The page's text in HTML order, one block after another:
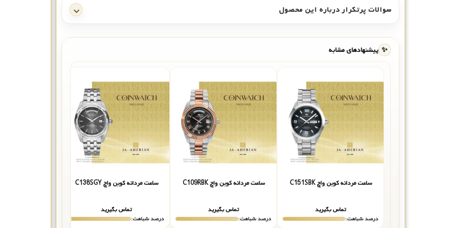
سوالات پرتکرار درباره این محصول
✨ پیشنهادهای مشابه
ساعت مردانه کوین واچ C151SBK
تماس بگیرید
درصد شباهت:
ساعت مردانه کوین واچ C109RBK
تماس بگیرید
درصد شباهت:
ساعت مردانه کوین واچ C138SGY
تماس بگیرید
درصد شباهت: